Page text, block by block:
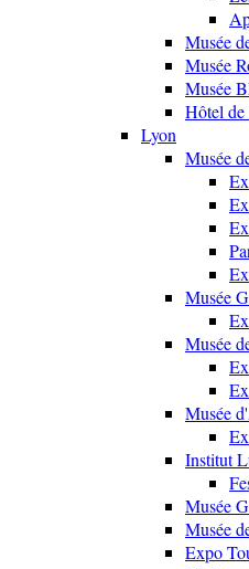
Musée
Musée
Musée
Hôtel de
Lyon
Musée
Musée
Musée
Musée
Institut
Musée
Musée
Expo